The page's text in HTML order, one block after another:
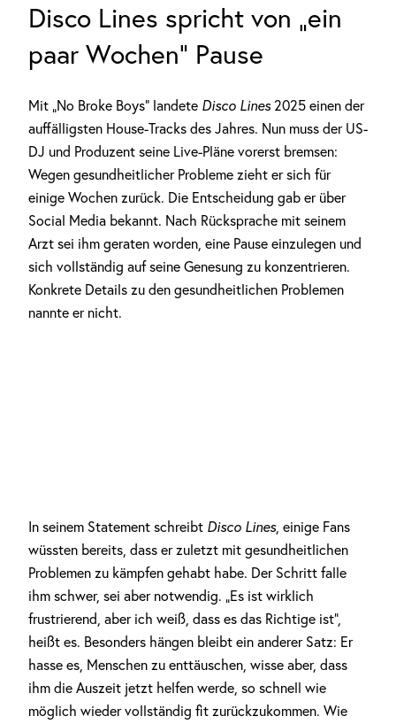
Disco Lines spricht von „ein
paar Wochen“ Pause
Mit „No Broke Boys“ landete Disco Lines2025 einen der
auffälligsten House-Tracks des Jahres. Nun muss der US-
DJ und Produzent seine Live-Pläne vorerst bremsen:
Wegen gesundheitlicher Probleme zieht er sich für
einige Wochen zurück. Die Entscheidung gab er über
Social Media bekannt. Nach Rücksprache mit seinem
Arzt sei ihm geraten worden, eine Pause einzulegen und
sich vollständig auf seine Genesung zu konzentrieren.
Konkrete Details zu den gesundheitlichen Problemen
nannte er nicht.
In seinem Statement schreibt Disco Lines, einige Fans
wüssten bereits, dass er zuletzt mit gesundheitlichen
Problemen zu kämpfen gehabt habe. Der Schritt falle
ihm schwer, sei aber notwendig. „Es ist wirklich
frustrierend, aber ich weiß, dass es das Richtige ist“,
heißt es. Besonders hängen bleibt ein anderer Satz: Er
hasse es, Menschen zu enttäuschen, wisse aber, dass
ihm die Auszeit jetzt helfen werde, so schnell wie
möglich wieder vollständig fit zurückzukommen. Wie